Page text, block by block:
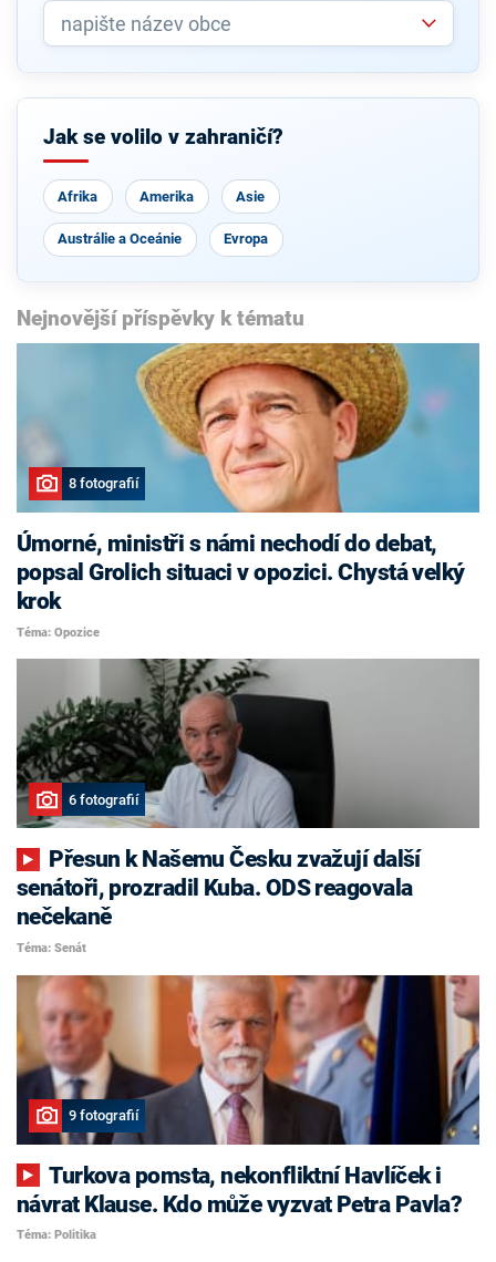
Jak se volilo v zahraničí?
Afrika Amerika Asie
Austrálie a Oceánie Evropa
Nejnovější příspěvky k tématu
8 fotografií
Úmorné, ministři s námi nechodí do debat,
popsal Grolich situaci v opozici. Chystá velký
krok
Téma: Opozice
6 fotografií
senátoři, prozradil Kuba. ODS reagovala
nečekaně
Téma: Senát
9 fotografií
Turkova pomsta, nekonfliktní Havlíček i
návrat Klause. Kdo může vyzvat Petra Pavla?
Téma: Politika